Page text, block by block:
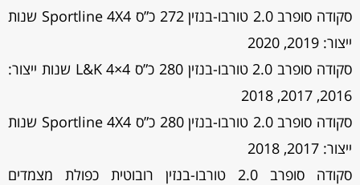
סקודה סופרב 2.0 טורבו-בנזין 272 כ”ס Sportline 4X4 שנות
ייצור: 2019, 2020
סקודה סופרב 2.0 טורבו-בנזין 280 כ”ס L&K 4×4 שנות ייצור:
2016, 2017, 2018
סקודה סופרב 2.0 טורבו-בנזין 280 כ”ס Sportline 4X4 שנות
ייצור: 2017, 2018
סקודה סופרב 2.0 טורבו-בנזין רובוטית כפולת מצמדים